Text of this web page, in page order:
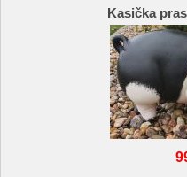
Kasička